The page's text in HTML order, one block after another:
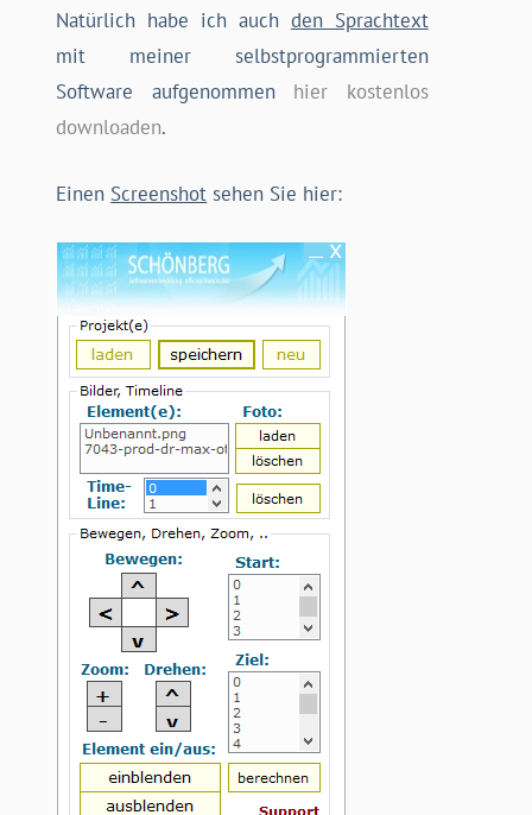
Natürlich habe ich auch den Sprachtext
mit meiner selbstprogrammierten
Software aufgenommen hier kostenlos
downloaden.
Einen Screenshot sehen Sie hier: